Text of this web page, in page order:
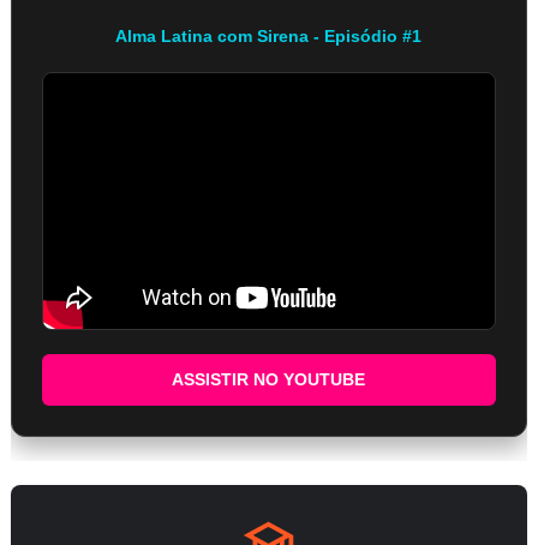
Alma Latina com Sirena - Episódio #1
ASSISTIR NO YOUTUBE